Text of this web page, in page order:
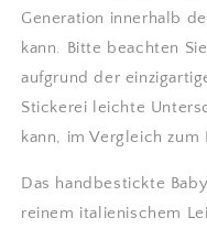
Generation innerhalb
kann. Bitte beachten
aufgrund der
Stickerei leichte
kann, im Vergleich zum
Das handbestickte
reinem italienischem